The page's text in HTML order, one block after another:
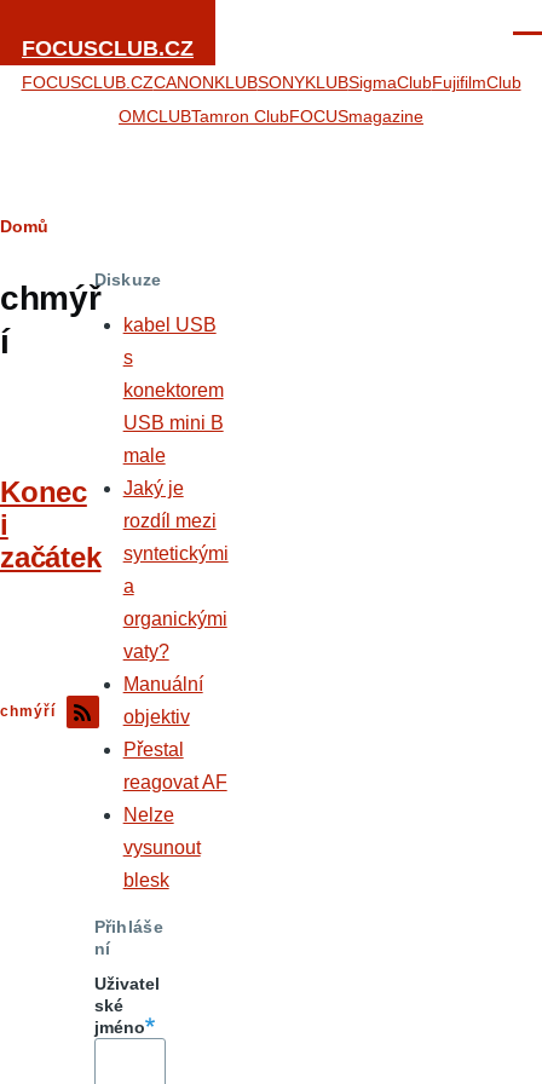
FOCUSCLUB.CZ
FOCUSCLUB.CZCANONKLUBSONYKLUBSigmaClubFujifilmClub
OMCLUBTamron ClubFOCUSmagazine
Drobečková
navigace
Domů
chmýř
í
Konec
i
začátek
chmýří
Diskuze
kabel USB
s
konektorem
USB mini B
male
Jaký je
rozdíl mezi
syntetickými
a
organickými
vaty?
Manuální
objektiv
Přestal
reagovat AF
Nelze
vysunout
blesk
Přihláše
ní
Uživatel
ské
jméno